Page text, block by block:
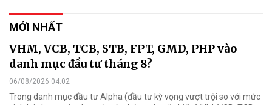
MỚI NHẤT
VHM, VCB, TCB, STB, FPT, GMD, PHP vào
danh mục đầu tư tháng 8?
06/08/2026 04:02
Trong danh mục đầu tư Alpha (đầu tư kỳ vọng vượt trội so với mức